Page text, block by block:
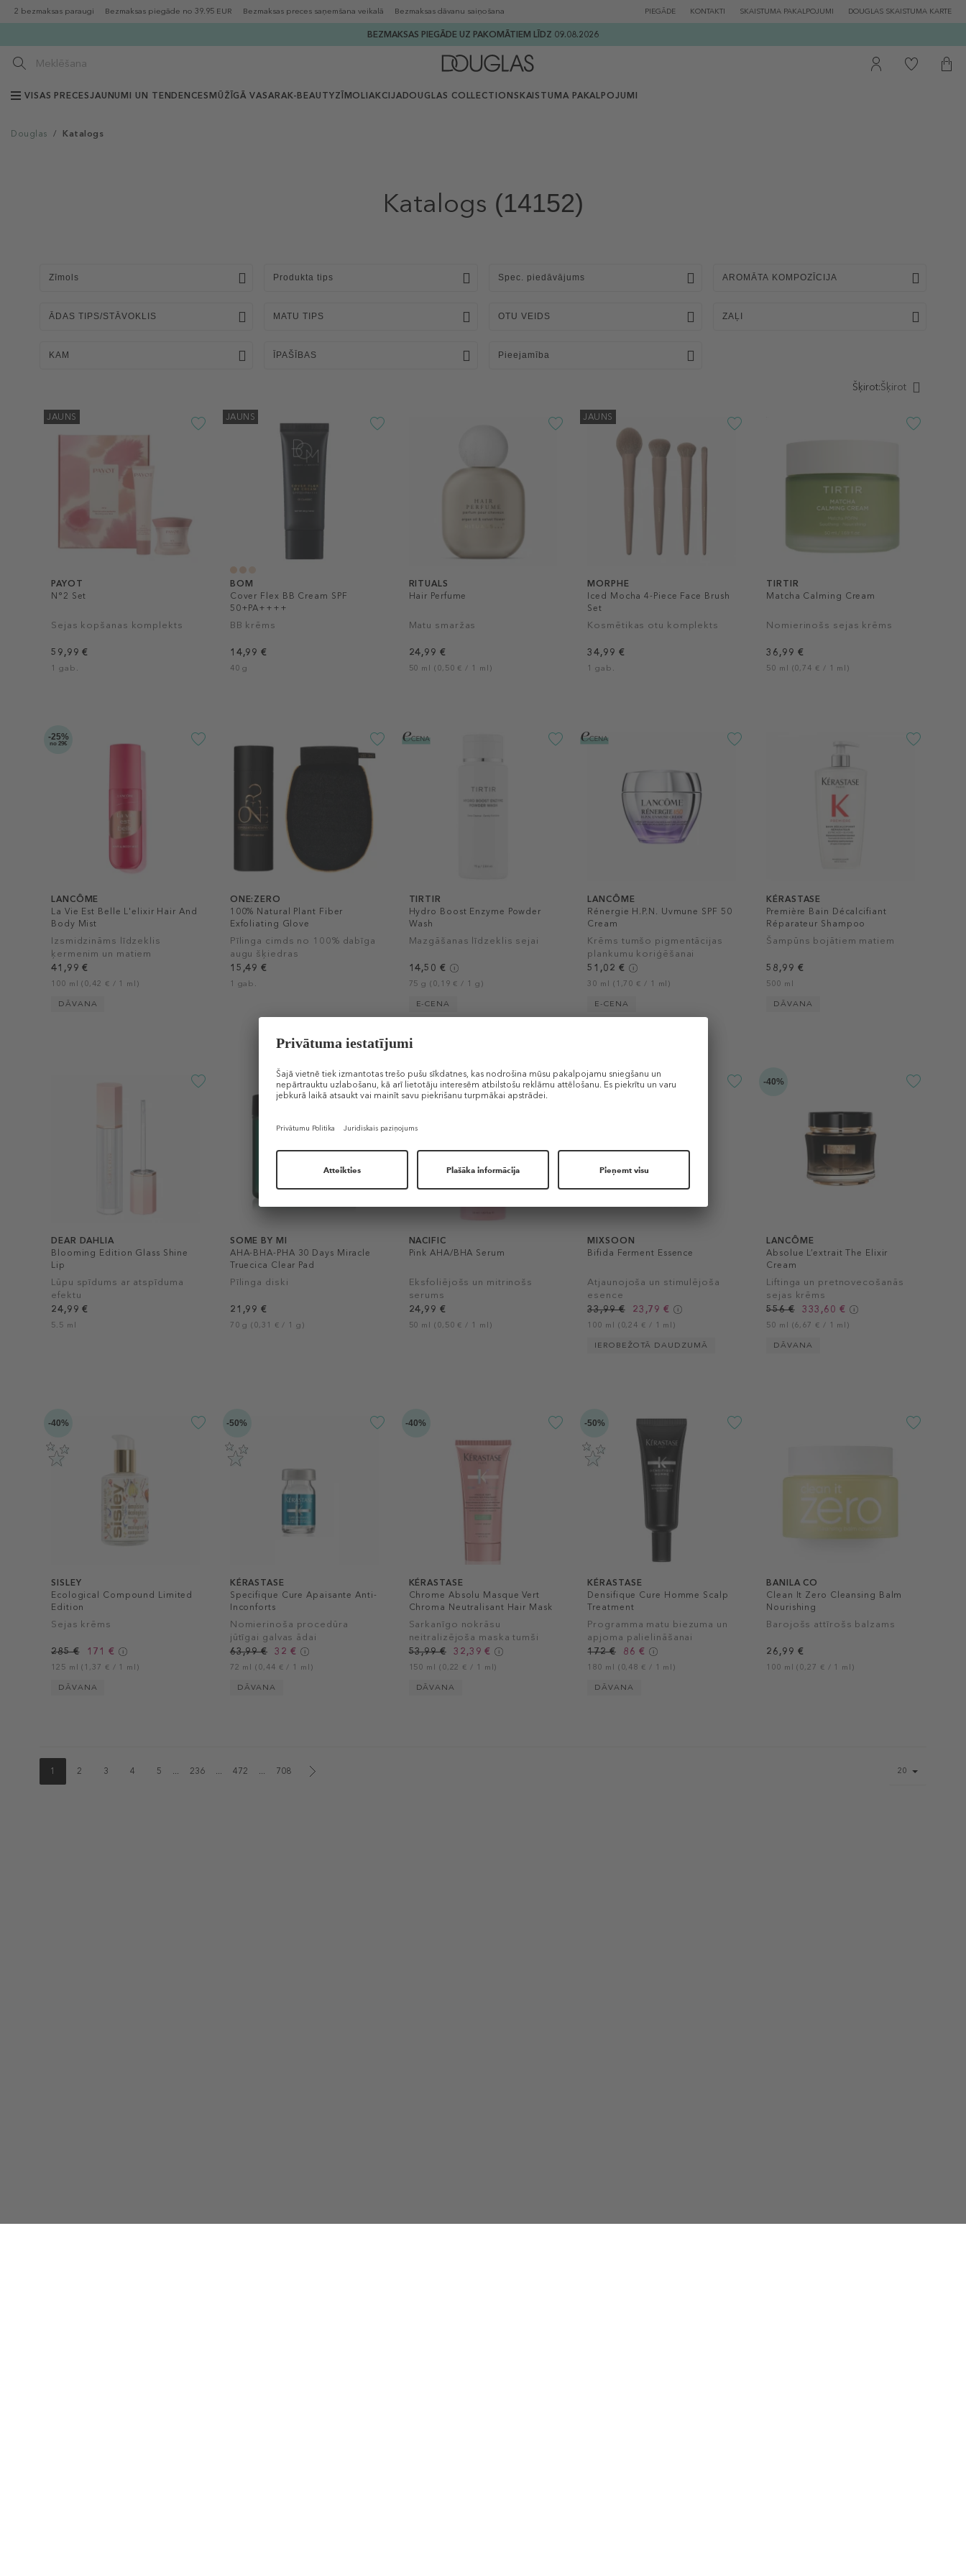
2 bezmaksas paraugi Bezmaksas piegāde no 39.95 EUR Bezmaksas preces saņemšana veikalā Bezmaksas dāvanu saiņošana PIEGĀDE KONTAKTI SKAISTUMA PAKALPOJUMI DOUGLAS SKAISTUMA KARTE
BEZMAKSAS PIEGĀDE UZ PAKOMĀTIEM LĪDZ 09.08.2026
VISAS PRECESJAUNUMI UN TENDENCES MŪŽĪGĀ VASARAK-BEAUTYZĪMOLIAKCIJADOUGLAS COLLECTION SKAISTUMA PAKALPOJUMI
Douglas / Katalogs
Katalogs (14152)
Zīmols Produkta tips Spec. piedāvājums AROMĀTA KOMPOZĪCIJA
ĀDAS TIPS/STĀVOKLIS MATU TIPS OTU VEIDS ZAĻI
KAM ĪPAŠĪBAS Pieejamība
Šķirot:Šķirot
JAUNS
PAYOT
N°2 Set
Sejas kopšanas komplekts
59,99 €
1 gab.
JAUNS
BOM
Cover Flex BB Cream SPF
50+PA++++
BB krēms
14,99 €
40 g
RITUALS
Hair Perfume
Matu smaržas
24,99 €
50 ml (0,50 € / 1 ml)
JAUNS
MORPHE
Iced Mocha 4-Piece Face Brush
Set
Kosmētikas otu komplekts
34,99 €
1 gab.
TIRTIR
Matcha Calming Cream
Nomierinošs sejas krēms
36,99 €
50 ml (0,74 € / 1 ml)
-25%
no 29€
LANCÔME
La Vie Est Belle L'elixir Hair And
Body Mist
Izsmidzināms līdzeklis
ķermenim un matiem
41,99 €
100 ml (0,42 € / 1 ml)
DĀVANA
ONE:ZERO
100% Natural Plant Fiber
Exfoliating Glove
Pīlinga cimds no 100% dabīga
augu šķiedras
15,49 €
1 gab.
TIRTIR
Hydro Boost Enzyme Powder
Wash
Mazgāšanas līdzeklis sejai
14,50 €
75 g (0,19 € / 1 g)
E-CENA
LANCÔME
Rénergie H.P.N. Uvmune SPF 50
Cream
Krēms tumšo pigmentācijas
plankumu koriģēšanai
51,02 €
30 ml (1,70 € / 1 ml)
E-CENA
KÉRASTASE
Première Bain Décalcifiant
Réparateur Shampoo
Šampūns bojātiem matiem
58,99 €
500 ml
DĀVANA
DEAR DAHLIA
Blooming Edition Glass Shine
Lip
Lūpu spīdums ar atspīduma
efektu
24,99 €
5.5 ml
SOME BY MI
AHA-BHA-PHA 30 Days Miracle
Truecica Clear Pad
Pīlinga diski
21,99 €
70 g (0,31 € / 1 g)
NACIFIC
Pink AHA/BHA Serum
Eksfoliējošs un mitrinošs
serums
24,99 €
50 ml (0,50 € / 1 ml)
-30%
MIXSOON
Bifida Ferment Essence
Atjaunojoša un stimulējoša
esence
33,99 €
23,79 €
100 ml (0,24 € / 1 ml)
IEROBEŽOTĀ DAUDZUMĀ
-40%
LANCÔME
Absolue L’extrait The Elixir
Cream
Liftinga un pretnovecošanās
sejas krēms
556 €
333,60 €
50 ml (6,67 € / 1 ml)
DĀVANA
-40%
SISLEY
Ecological Compound Limited
Edition
Sejas krēms
285 € 171 €
125 ml (1,37 € / 1 ml)
DĀVANA
-50%
KÉRASTASE
Specifique Cure Apaisante Anti-
Inconforts
Nomierinoša procedūra
jūtīgai galvas ādai
63,99 €
32 €
72 ml (0,44 € / 1 ml)
DĀVANA
-40%
KÉRASTASE
Chrome Absolu Masque Vert
Chroma Neutralisant Hair Mask
Sarkanīgo nokrāsu
neitralizējoša maska tumši
brūniem matiem
53,99 € 32,39 €
150 ml (0,22 € / 1 ml)
DĀVANA
-50%
KÉRASTASE
Densifique Cure Homme Scalp
Treatment
Programma matu biezuma un
apjoma palielināšanai
172 €
86 €
180 ml (0,48 € / 1 ml)
DĀVANA
BANILA CO
Clean It Zero Cleansing Balm
Nourishing
Barojošs attīrošs balzams
26,99 €
100 ml (0,27 € / 1 ml)
1 2 3 4 5 ... 236 ... 472 ... 708
size
20